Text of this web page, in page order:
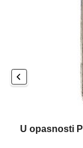
U opasnosti